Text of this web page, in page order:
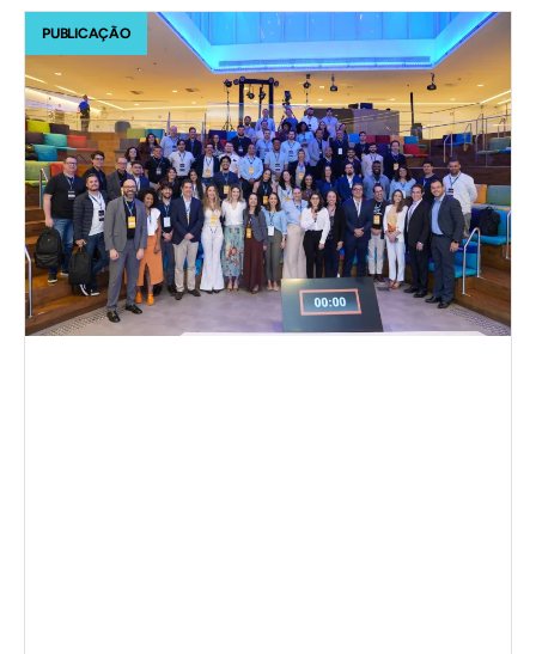
PUBLICAÇÃO